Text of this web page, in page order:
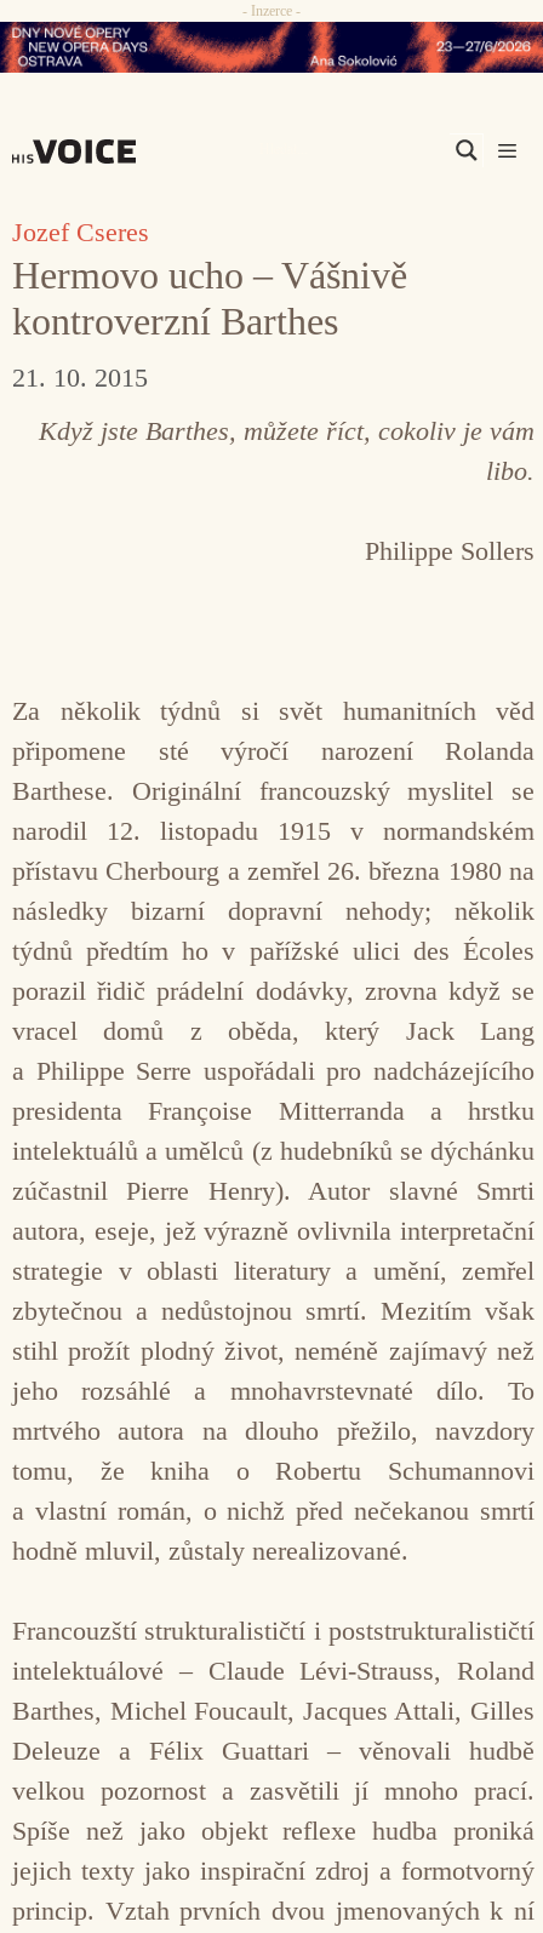
Přeskočit
na
- Inzerce -
Jozef Cseres
Hermovo ucho – Vášnivě
kontroverzní Barthes
21. 10. 2015
Když jste Barthes, můžete říct, cokoliv je vám
libo.
Philippe Sollers
Za několik týdnů si svět humanitních věd
připomene sté výročí narození Rolanda
Barthese. Originální francouzský myslitel se
narodil 12. listopadu 1915 v normandském
přístavu Cherbourg a zemřel 26. března 1980 na
následky bizarní dopravní nehody; několik
týdnů předtím ho v pařížské ulici des Écoles
porazil řidič prádelní dodávky, zrovna když se
vracel domů z oběda, který Jack Lang
a Philippe Serre uspořádali pro nadcházejícího
presidenta Françoise Mitterranda a hrstku
intelektuálů a umělců (z hudebníků se dýchánku
zúčastnil Pierre Henry). Autor slavné Smrti
autora, eseje, jež výrazně ovlivnila interpretační
strategie v oblasti literatury a umění, zemřel
zbytečnou a nedůstojnou smrtí. Mezitím však
stihl prožít plodný život, neméně zajímavý než
jeho rozsáhlé a mnohavrstevnaté dílo. To
mrtvého autora na dlouho přežilo, navzdory
tomu, že kniha o Robertu Schumannovi
a vlastní román, o nichž před nečekanou smrtí
hodně mluvil, zůstaly nerealizované.
Francouzští strukturalističtí i poststrukturalističtí
intelektuálové – Claude Lévi-Strauss, Roland
Barthes, Michel Foucault, Jacques Attali, Gilles
Deleuze a Félix Guattari – věnovali hudbě
velkou pozornost a zasvětili jí mnoho prací.
Spíše než jako objekt reflexe hudba proniká
jejich texty jako inspirační zdroj a formotvorný
princip. Vztah prvních dvou jmenovaných k ní